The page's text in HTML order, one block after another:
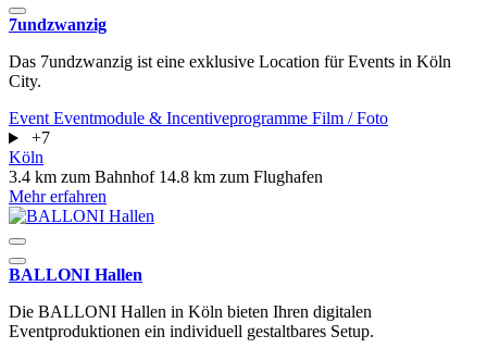
7undzwanzig
Das 7undzwanzig ist eine exklusive Location für Events in Köln
City.
Event Eventmodule & Incentiveprogramme Film / Foto
+7
Köln
3.4 km zum Bahnhof 14.8 km zum Flughafen
Mehr erfahren
BALLONI Hallen
Die BALLONI Hallen in Köln bieten Ihren digitalen
Eventproduktionen ein individuell gestaltbares Setup.